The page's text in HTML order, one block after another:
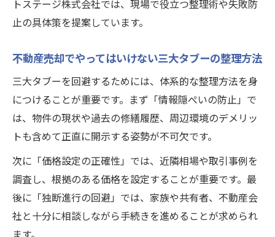
トステージ株式会社では、現場で役立つ整理術や失敗防
止の具体策を提案しています。
不動産売却でやってはいけない三大タブーの整理方法
三大タブーを回避するためには、体系的な整理方法を身
につけることが重要です。まず「情報隠ぺいの防止」で
は、物件の現状や過去の修繕履歴、周辺環境のデメリッ
トも含めて正直に開示する姿勢が不可欠です。
次に「価格設定の正確性」では、近隣相場や取引事例を
調査し、根拠のある価格を設定することが重要です。最
後に「独断進行の回避」では、家族や共有者、不動産会
社と十分に相談しながら手続きを進めることが求められ